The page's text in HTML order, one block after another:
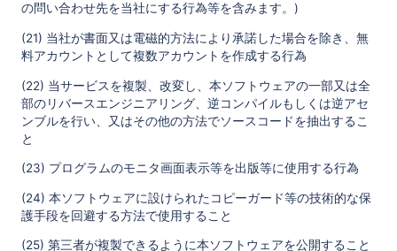
の問い合わせ先を当社にする行為等を含みます。)
(21) 当社が書面又は電磁的方法により承諾した場合を除き、無
料アカウントとして複数アカウントを作成する行為
(22) 当サービスを複製、改変し、本ソフトウェアの一部又は全
部のリバースエンジニアリング、逆コンパイルもしくは逆アセ
ンブルを行い、又はその他の方法でソースコードを抽出するこ
と
(23) プログラムのモニタ画面表示等を出版等に使用する行為
(24) 本ソフトウェアに設けられたコピーガード等の技術的な保
護手段を回避する方法で使用すること
(25) 第三者が複製できるように本ソフトウェアを公開すること